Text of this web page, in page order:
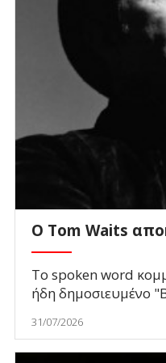
Ο Tom Waits
To spoken word
ήδη δημοσιευμένο
31/07/2026